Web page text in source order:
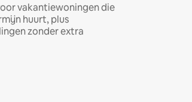
vakantiewoningen die
huurt, plus
zonder extra